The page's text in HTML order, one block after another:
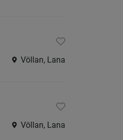
Völlan, Lana
Völlan, Lana